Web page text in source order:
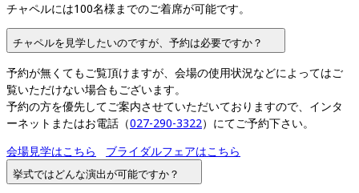
チャペルには100名様までのご着席が可能です。
チャペルを見学したいのですが、予約は必要ですか？
予約が無くてもご覧頂けますが、会場の使用状況などによってはご
覧いただけない場合もございます。
予約の方を優先してご案内させていただいておりますので、インタ
ーネットまたはお電話（027-290-3322）にてご予約下さい。
会場見学はこちら
ブライダルフェアはこちら
挙式ではどんな演出が可能ですか？